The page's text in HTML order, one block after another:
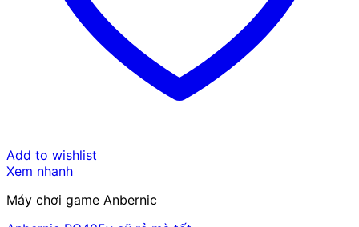
Add to wishlist
Xem nhanh
Máy chơi game Anbernic